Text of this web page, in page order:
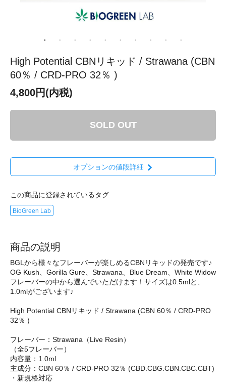
High Potential CBNリキッド / Strawana (CBN
60％ / CRD-PRO 32％ )
4,800円(内税)
SOLD OUT
オプションの値段詳細
この商品に登録されているタグ
BioGreen Lab
商品の説明
BGLから様々なフレーバーが楽しめるCBNリキッドの発売です♪
OG Kush、Gorilla Gure、Strawana、Blue Dream、White Widow
フレーバーの中から選んでいただけます！サイズは0.5mlと、
1.0mlがございます♪
High Potential CBNリキッド / Strawana (CBN 60％ / CRD-PRO
32％ )
フレーバー：Strawana（Live Resin）
（全5フレーバー）
内容量：1.0ml
主成分：CBN 60％ / CRD-PRO 32％ (CBD.CBG.CBN.CBC.CBT)
・新規格対応